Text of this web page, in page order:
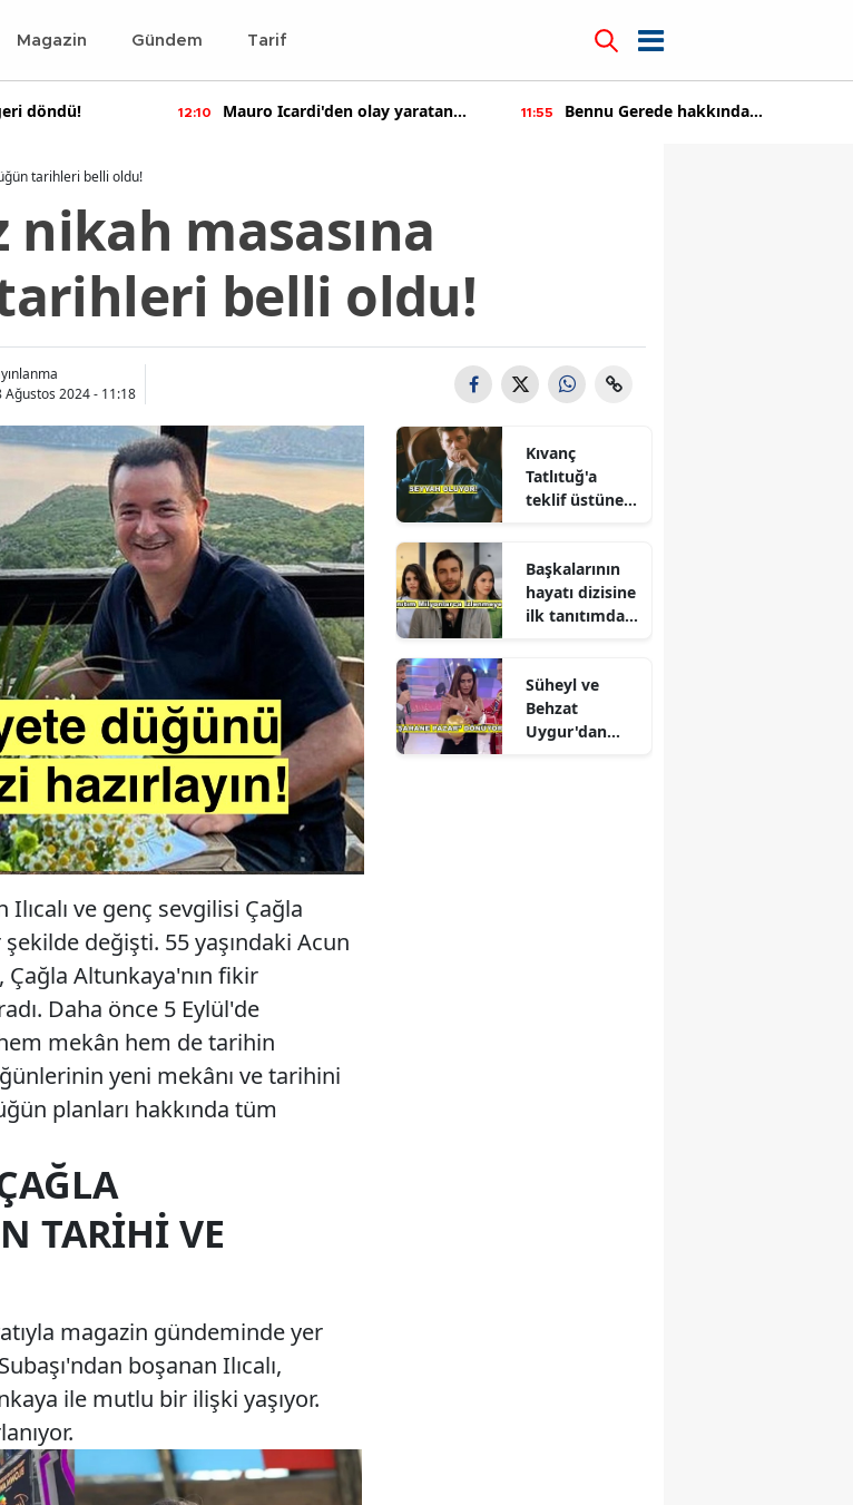
Magazin Gündem Tarif
döndü! 12:10
Mauro Icardi'den olay yaratan
11:55
Bennu Gerede hakkında
tarihleri belli oldu!
nikah masasına
belli oldu!
Ağustos 2024 - 11:18
ve genç sevgilisi Çağla
değişti. 55 yaşındaki Acun
Çağla Altunkaya'nın fikir
Daha önce 5 Eylül'de
mekân hem de tarihin
yeni mekânı ve tarihini
planları hakkında tüm
TARIHI VE
magazin gündeminde yer
boşanan Ilıcalı,
ile mutlu bir ilişki yaşıyor.
Kıvanç
Tatlıtuğ'a
teklif üstüne
Başkalarının
hayatı dizisine
ilk tanıtımdan
Süheyl ve
Behzat
Uygur'dan